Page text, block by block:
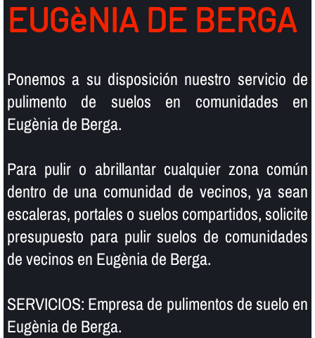
EUGèNIA DE BERGA
Ponemos a su disposición nuestro servicio de
pulimento de suelos en comunidades en
Eugènia de Berga.
Para pulir o abrillantar cualquier zona común
dentro de una comunidad de vecinos, ya sean
escaleras, portales o suelos compartidos, solicite
presupuesto para pulir suelos de comunidades
de vecinos en Eugènia de Berga.
SERVICIOS: Empresa de pulimentos de suelo en
Eugènia de Berga.